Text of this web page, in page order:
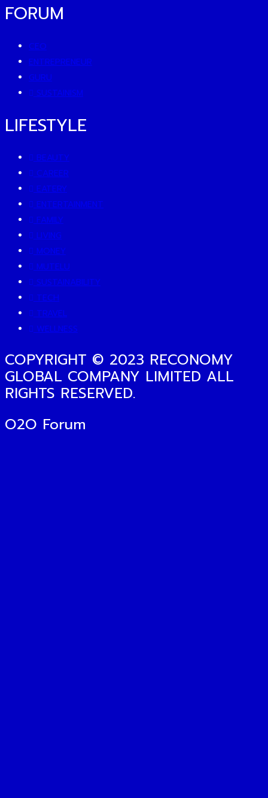
FORUM
CEO
ENTREPRENEUR
GURU
SUSTAINISM
LIFESTYLE
BEAUTY
CAREER
EATERY
ENTERTAINMENT
FAMILY
LIVING
MONEY
MUTELU
SUSTAINABILITY
TECH
TRAVEL
WELLNESS
COPYRIGHT © 2023 RECONOMY
GLOBAL COMPANY LIMITED ALL
RIGHTS RESERVED.
O2O Forum